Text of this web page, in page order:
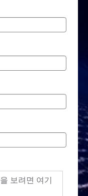
보려면 여기